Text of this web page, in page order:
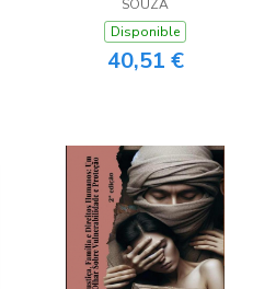
SOUZA
Disponible
40,51 €